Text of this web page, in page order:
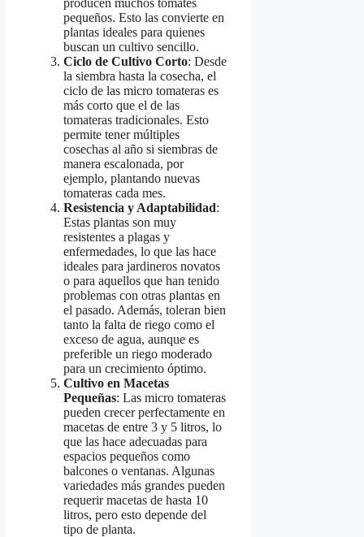
pequeños. Esto las convierte en
plantas ideales para quienes
buscan un cultivo sencillo.
Ciclo de Cultivo Corto: Desde
la siembra hasta la cosecha, el
ciclo de las micro tomateras es
más corto que el de las
tomateras tradicionales. Esto
permite tener múltiples
cosechas al año si siembras de
manera escalonada, por
ejemplo, plantando nuevas
tomateras cada mes.
Resistencia y Adaptabilidad:
Estas plantas son muy
resistentes a plagas y
enfermedades, lo que las hace
ideales para jardineros novatos
o para aquellos que han tenido
problemas con otras plantas en
el pasado. Además, toleran bien
tanto la falta de riego como el
exceso de agua, aunque es
preferible un riego moderado
para un crecimiento óptimo.
Cultivo en Macetas
Pequeñas: Las micro tomateras
pueden crecer perfectamente en
macetas de entre 3 y 5 litros, lo
que las hace adecuadas para
espacios pequeños como
balcones o ventanas. Algunas
variedades más grandes pueden
requerir macetas de hasta 10
litros, pero esto depende del
tipo de planta.